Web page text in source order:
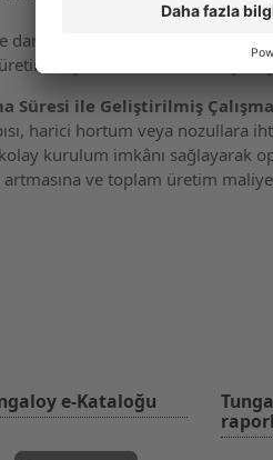
kanallarda oluşabilecek talaş
boyunca daha istikrarlı yüzey
Süresi ile Geliştirilmiş
harici hortum veya nozullara
kurulum imkânı sağlayarak
ve toplam üretim
e-Kataloğu